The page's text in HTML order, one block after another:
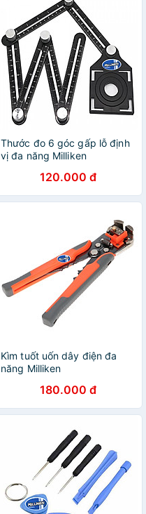
Thước đo 6 góc gấp lỗ định
vị đa năng Milliken
120.000 đ
Kìm tuốt uốn dây điện đa
năng Milliken
180.000 đ